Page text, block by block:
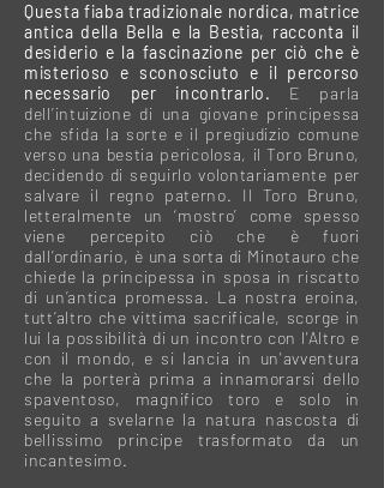
Questa fiaba tradizionale nordica, matrice
antica della Bella e la Bestia, racconta il
desiderio e la fascinazione per ciò che è
misterioso e sconosciuto e il percorso
necessario per incontrarlo. E parla
dell’intuizione di una giovane principessa
che sfida la sorte e il pregiudizio comune
verso una bestia pericolosa, il Toro Bruno,
decidendo di seguirlo volontariamente per
salvare il regno paterno. Il Toro Bruno,
letteralmente un ‘mostro’ come spesso
viene percepito ciò che è fuori
dall’ordinario, è una sorta di Minotauro che
chiede la principessa in sposa in riscatto
di un’antica promessa. La nostra eroina,
tutt’altro che vittima sacrificale, scorge in
lui la possibilità di un incontro con l'Altro e
con il mondo, e si lancia in un'avventura
che la porterà prima a innamorarsi dello
spaventoso, magnifico toro e solo in
seguito a svelarne la natura nascosta di
bellissimo principe trasformato da un
incantesimo.